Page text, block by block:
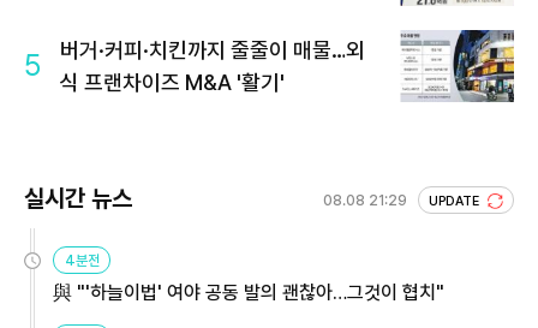
5
버거·커피·치킨까지 줄줄이 매물…외
식 프랜차이즈 M&A '활기'
실시간 뉴스 08.08 21:29 UPDATE
4분전
與 "'하늘이법' 여야 공동 발의 괜찮아…그것이 협치"